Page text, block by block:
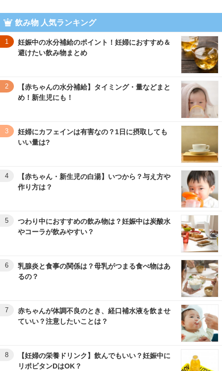
飲み物 人気ランキング
1
妊娠中の水分補給のポイント！妊婦におすすめ＆
避けたい飲み物まとめ
2
【赤ちゃんの水分補給】タイミング・量などまと
め！新生児にも！
3
妊婦にカフェインは有害なの？1日に摂取しても
いい量は?
4
【赤ちゃん・新生児の白湯】いつから？与え方や
作り方は？
5
つわり中におすすめの飲み物は？妊娠中は炭酸水
やコーラが飲みやすい？
6
乳腺炎と食事の関係は？母乳がつまる食べ物はあ
るの？
7
赤ちゃんが体調不良のとき、経口補水液を飲ませ
ていい？注意したいことは？
8
【妊婦の栄養ドリンク】飲んでもいい？妊娠中に
リポビタンDはOK？